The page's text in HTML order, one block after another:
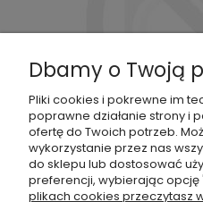
Fotel biurowy CH
Dbamy o Twoją
Pliki cookies i pokrewne im
poprawne działanie strony i
ofertę do Twoich potrzeb.
wykorzystanie przez nas
do sklepu lub dostosować
preferencji, wybierając opcję
plikach cookies przeczytasz